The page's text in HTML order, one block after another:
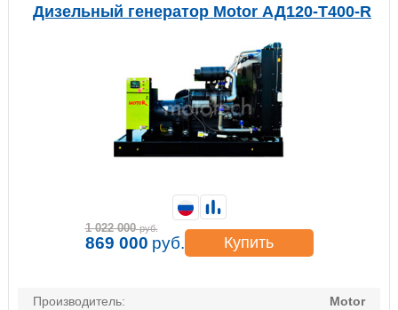
Дизельный генератор Motor АД120-Т400-R
Производитель:
Motor
1 022 000 руб.
869 000 руб. Купить